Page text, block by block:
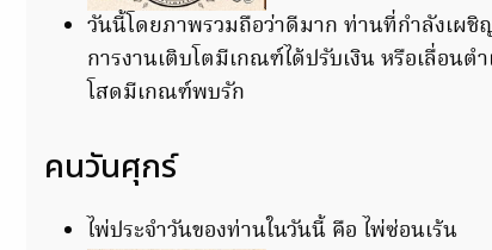
วันนี้โดยภาพรวมถือว่าดีมาก ท่านที่กำลังเผ
การงานเติบโตมีเกณฑ์ได้ปรับเงิน หรือเลื่อน
โสดมีเกณฑ์พบรัก
คนวันศุกร์
ไพ่ประจำวันของท่านในวันนี้ คือ ไพ่ซ่อนเร้น